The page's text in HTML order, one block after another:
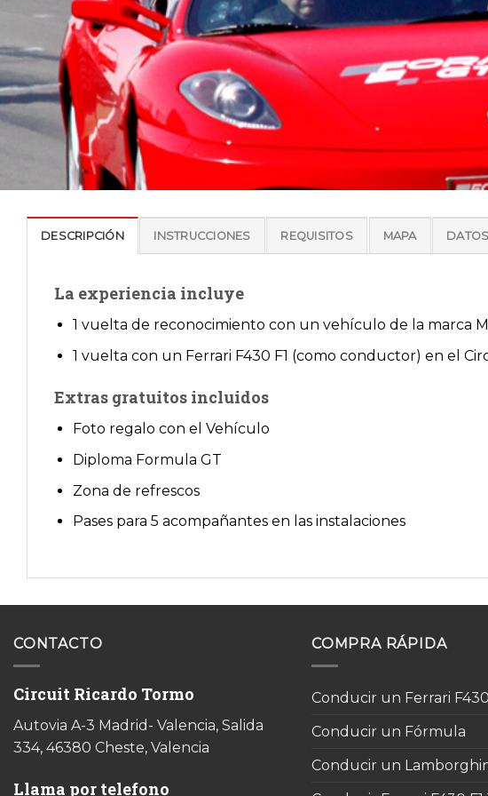
DESCRIPCIÓN INSTRUCCIONES REQUISITOS MAPA
La experiencia incluye
1 vuelta de reconocimiento con un vehículo de la marca
1 vuelta con un Ferrari F430 F1 (como conductor) en el
Extras gratuitos incluidos
Foto regalo con el Vehículo
Diploma Formula GT
Zona de refrescos
Pases para 5 acompañantes en las instalaciones
CONTACTO
Circuit Ricardo Tormo
Autovia A-3 Madrid- Valencia, Salida
334, 46380 Cheste, Valencia
Llama por telefono
COMPRA RÁPIDA
Conducir un Ferrari F430
Conducir un Fórmula
Conducir un